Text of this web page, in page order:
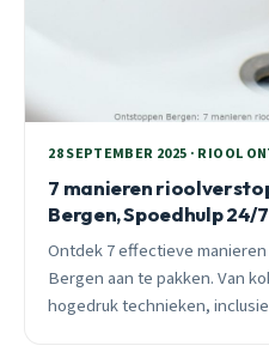
28 SEPTEMBER 2025 · RIOOL
7 manieren
Bergen, Spoedhulp 24/7
Ontdek 7 effectieve
Bergen aan te pakken. Van
hogedruk technieken,